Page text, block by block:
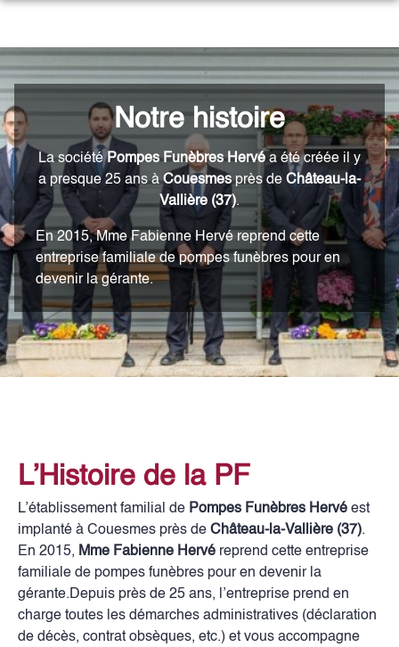
contenu
ORGANISER DES OBSÈQUES
PRÉVOIR SES OBSÈQUES
MONUMENTS FUNÉRAIRES
SERVICES AUX FAMILLES
NOTRE HISTOIRE
NOTRE CHAMBRE FUNERAIRE
ESPACES HOMMAGES
Notre histoire
La sociétéPompes Funèbres Hervé a été créée il y
a presque 25 ans àCouesmesprès de Château-la-
Vallière (37).
En 2015, Mme Fabienne Hervé reprend cette
entreprise familiale de pompes funèbres pour en
devenir la gérante.
L’Histoire de la PF
L’établissement familial de Pompes Funèbres Hervé est
implanté à Couesmes près de Château-la-Vallière (37).
En 2015, Mme Fabienne Hervé reprend cette entreprise
familiale de pompes funèbres pour en devenir la
gérante.Depuis près de 25 ans, l’entreprise prend en
charge toutes les démarches administratives (déclaration
de décès, contrat obsèques, etc.) et vous accompagne